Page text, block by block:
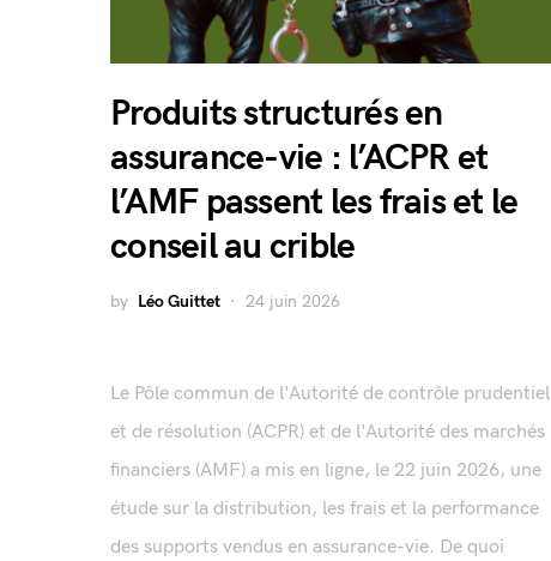
Produits structurés en
assurance-vie : l’ACPR et
l’AMF passent les frais et le
conseil au crible
by Léo Guittet 24 juin 2026
Le Pôle commun de l'Autorité de contrôle prudentiel
et de résolution (ACPR) et de l'Autorité des marchés
financiers (AMF) a mis en ligne, le 22 juin 2026, une
étude sur la distribution, les frais et la performance
des supports vendus en assurance-vie. De quoi